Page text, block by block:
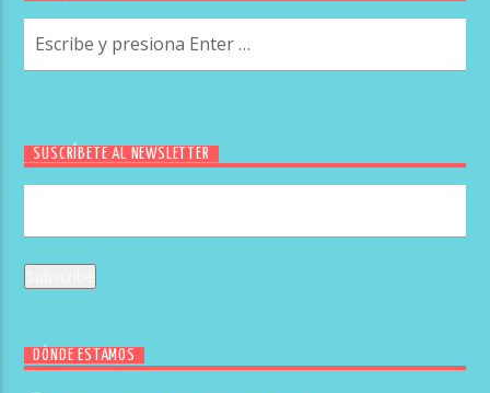
SUSCRÍBETE AL NEWSLETTER
DÓNDE ESTAMOS